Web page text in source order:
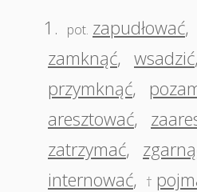
1.
pot. zapudłować,
zamknąć, wsadzić,
przymknąć,
aresztować,
zatrzymać,
internować, †